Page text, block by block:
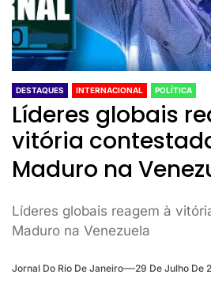
DESTAQUES INTERNACIONAL POLÍTICA
Líderes globais
vitória
Maduro na
Líderes globais reagem à
Maduro na Venezuela
Jornal Do Rio De Janeiro 29 De Julho De